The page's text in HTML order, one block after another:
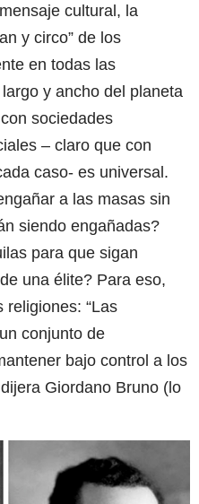
cultural, la
y circo” de los
en todas las
y ancho del planeta
sociedades
– claro que con
caso- es universal.
a las masas sin
siendo engañadas?
para que sigan
una élite? Para eso,
religiones: “Las
conjunto de
bajo control a los
Giordano Bruno (lo